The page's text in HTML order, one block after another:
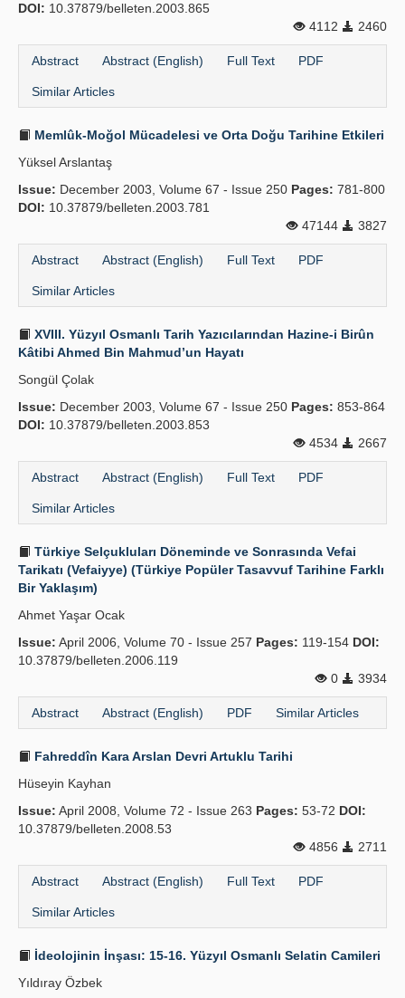
DOI: 10.37879/belleten.2003.865
4112
2460
Abstract Abstract (English) Full Text PDF
Similar Articles
Memlûk-Moğol Mücadelesi ve Orta Doğu Tarihine Etkileri
Yüksel Arslantaş
Issue: December 2003, Volume 67 - Issue 250 Pages: 781-800
DOI: 10.37879/belleten.2003.781
47144
3827
Abstract Abstract (English) Full Text PDF
Similar Articles
XVIII. Yüzyıl Osmanlı Tarih Yazıcılarından Hazine-i Birûn
Kâtibi Ahmed Bin Mahmud’un Hayatı
Songül Çolak
Issue: December 2003, Volume 67 - Issue 250 Pages: 853-864
DOI: 10.37879/belleten.2003.853
4534
2667
Abstract Abstract (English) Full Text PDF
Similar Articles
Türkiye Selçukluları Döneminde ve Sonrasında Vefai
Tarikatı (Vefaiyye) (Türkiye Popüler Tasavvuf Tarihine Farklı
Bir Yaklaşım)
Ahmet Yaşar Ocak
Issue: April 2006, Volume 70 - Issue 257 Pages: 119-154 DOI:
10.37879/belleten.2006.119
0
3934
Abstract Abstract (English) PDF Similar Articles
Fahreddîn Kara Arslan Devri Artuklu Tarihi
Hüseyin Kayhan
Issue: April 2008, Volume 72 - Issue 263 Pages: 53-72 DOI:
10.37879/belleten.2008.53
4856
2711
Abstract Abstract (English) Full Text PDF
Similar Articles
İdeolojinin İnşası: 15-16. Yüzyıl Osmanlı Selatin Camileri
Yıldıray Özbek